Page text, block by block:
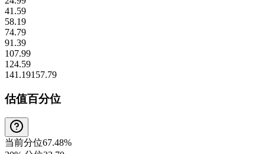
41.59
58.19
74.79
91.39
107.99
124.59
141.19157.79
估值百分位
当前分位67.48%